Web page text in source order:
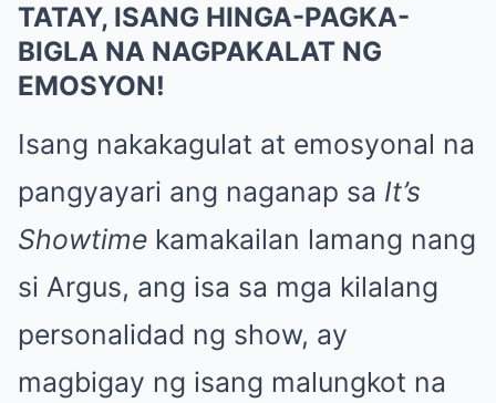
TATAY, ISANG HINGA-PAGKA-
BIGLA NA NAGPAKALAT NG
EMOSYON!
Isang nakakagulat at emosyonal na
pangyayari ang naganap sa It’s
Showtime kamakailan lamang nang
si Argus, ang isa sa mga kilalang
personalidad ng show, ay
magbigay ng isang malungkot na